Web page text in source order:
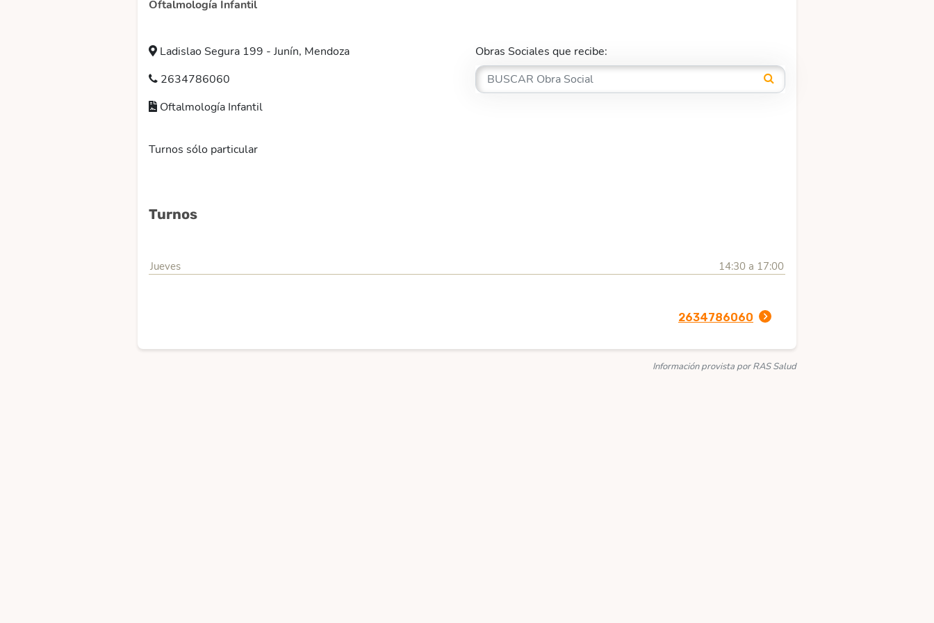
Oftalmología Infantil
Ladislao Segura 199 - Junín, Mendoza
2634786060
Oftalmología Infantil
Obras Sociales que recibe:
Turnos sólo particular
Turnos
Jueves 14:30 a 17:00
2634786060
Información provista por RAS Salud